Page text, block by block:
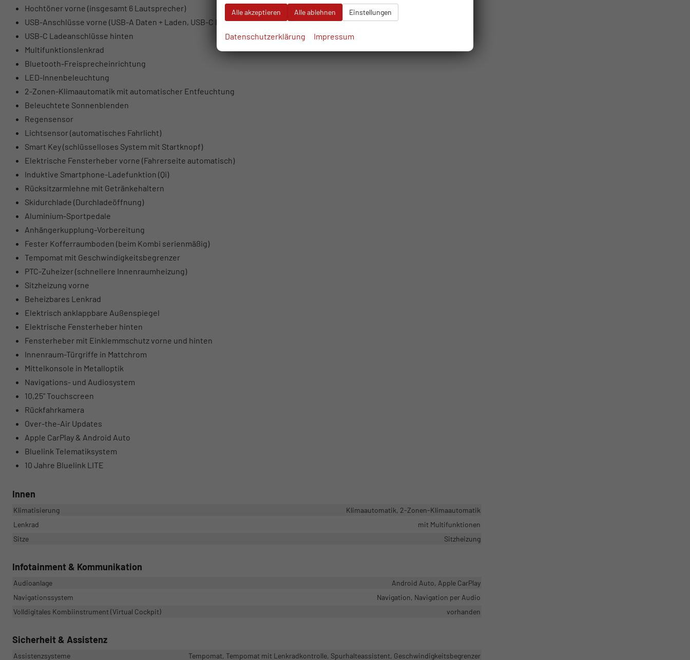
Hochtöner vorne (insgesamt 6 Lautsprecher)
USB-Anschlüsse vorne (USB-A Daten + Laden, USB-C Laden)
USB-C Ladeanschlüsse hinten
Multifunktionslenkrad
Bluetooth-Freisprecheinrichtung
LED-Innenbeleuchtung
2-Zonen-Klimaautomatik mit automatischer Entfeuchtung
Beleuchtete Sonnenblenden
Regensensor
Lichtsensor (automatisches Fahrlicht)
Smart Key (schlüsselloses System mit Startknopf)
Elektrische Fensterheber vorne (Fahrerseite automatisch)
Induktive Smartphone-Ladefunktion (Qi)
Rücksitzarmlehne mit Getränkehaltern
Skidurchlade (Durchladeöffnung)
Aluminium-Sportpedale
Anhängerkupplung-Vorbereitung
Fester Kofferraumboden (beim Kombi serienmäßig)
Tempomat mit Geschwindigkeitsbegrenzer
PTC-Zuheizer (schnellere Innenraumheizung)
Sitzheizung vorne
Beheizbares Lenkrad
Elektrisch anklappbare Außenspiegel
Elektrische Fensterheber hinten
Fensterheber mit Einklemmschutz vorne und hinten
Innenraum-Türgriffe in Mattchrom
Mittelkonsole in Metalloptik
Navigations- und Audiosystem
10,25" Touchscreen
Rückfahrkamera
Over-the-Air Updates
Apple CarPlay & Android Auto
Bluelink Telematiksystem
10 Jahre Bluelink LITE
Innen
Klimatisierung
Klimaautomatik, 2-Zonen-Klimaautomatik
Lenkrad
mit Multifunktionen
Sitze
Sitzheizung
Infotainment & Kommunikation
Audioanlage
Android Auto, Apple CarPlay
Navigationssystem
Navigation, Navigation per Audio
Volldigitales Kombiinstrument (Virtual Cockpit)
vorhanden
Sicherheit & Assistenz
Assistenzsysteme Tempomat, Tempomat mit Lenkradkontrolle, Spurhalteassistent, Geschwindigkeitsbegrenzer
Alle akzeptieren Alle ablehnen Einstellungen
Datenschutzerklärung Impressum